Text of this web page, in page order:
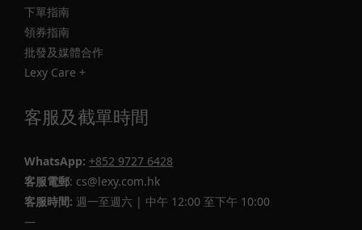
下單指南
領券指南
批發及媒體合作
Lexy Care +
客服及截單時間
WhatsApp: +852 9727 6428
客服電郵: cs@lexy.com.hk
客服時間: 週一至週六 | 中午 12:00 至下午 10:00
—